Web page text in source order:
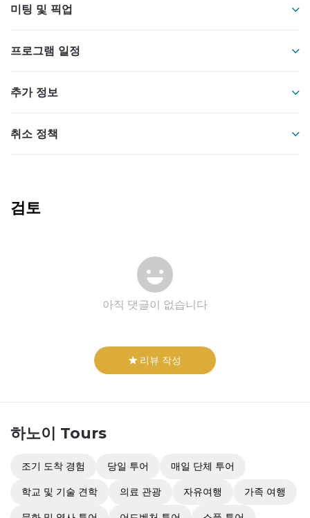
미팅 및 픽업
프로그램 일정
추가 정보
취소 정책
검토
아직 댓글이 없습니다
리뷰 작성
하노이 Tours
조기 도착 경험 당일 투어 매일 단체 투어
학교 및 기술 견학 의료 관광 자유여행 가족 여행